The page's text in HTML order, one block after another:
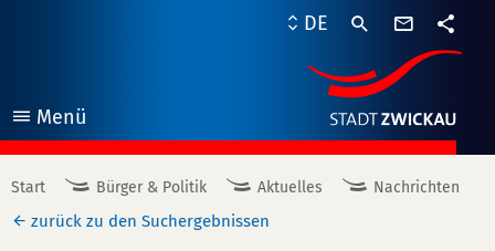
Menü
öffnen
DE
Start Bürger & Politik Aktuelles Nachrichten
zurück zu den Suchergebnissen